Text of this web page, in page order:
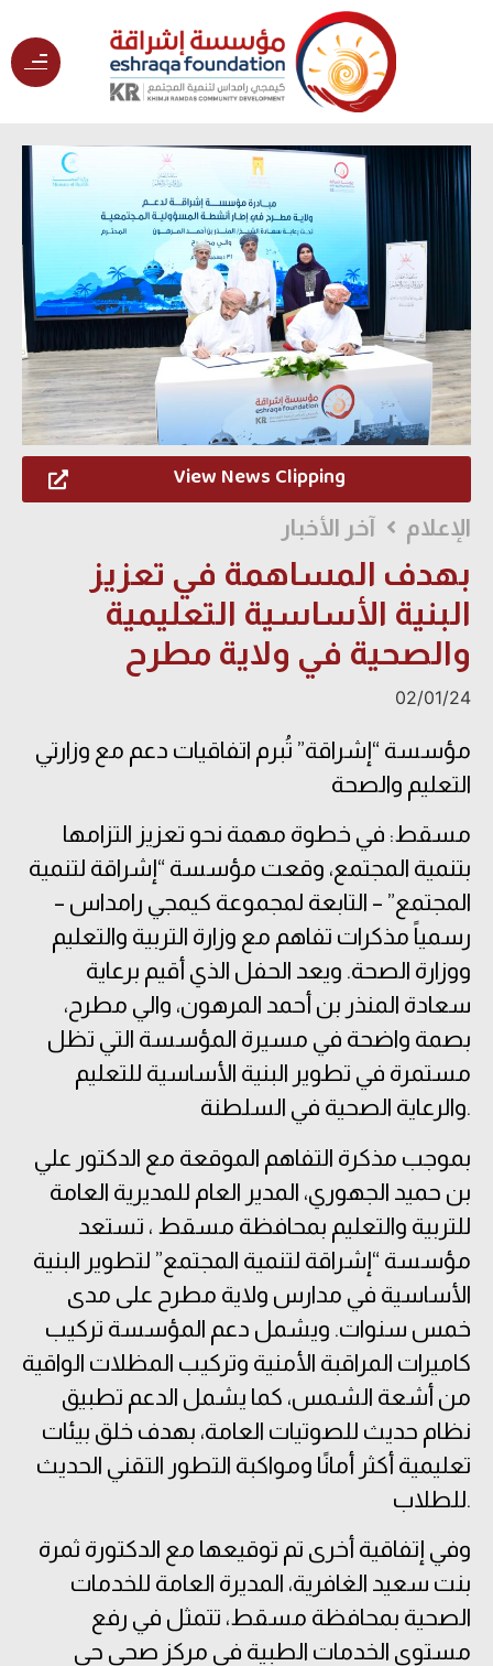
View News Clipping
آخر الأخبار الإعلام
بهدف المساهمة في تعزيز
البنية الأساسية التعليمية
والصحية في ولاية مطرح
02/01/24
مؤسسة “إشراقة” تُبرم اتفاقيات دعم مع وزارتي
التعليم والصحة
مسقط: في خطوة مهمة نحو تعزيز التزامها
بتنمية المجتمع، وقعت مؤسسة “إشراقة لتنمية
المجتمع” – التابعة لمجموعة كيمجي رامداس –
رسمياً مذكرات تفاهم مع وزارة التربية والتعليم
ووزارة الصحة. ويعد الحفل الذي أقيم برعاية
سعادة المنذر بن أحمد المرهون، والي مطرح،
بصمة واضحة في مسيرة المؤسسة التي تظل
مستمرة في تطوير البنية الأساسية للتعليم
والرعاية الصحية في السلطنة.
بموجب مذكرة التفاهم الموقعة مع الدكتور علي
بن حميد الجهوري، المدير العام للمديرية العامة
للتربية والتعليم بمحافظة مسقط ، تستعد
مؤسسة “إشراقة لتنمية المجتمع” لتطوير البنية
الأساسية في مدارس ولاية مطرح على مدى
خمس سنوات. ويشمل دعم المؤسسة تركيب
كاميرات المراقبة الأمنية وتركيب المظلات الواقية
من أشعة الشمس، كما يشمل الدعم تطبيق
نظام حديث للصوتيات العامة، بهدف خلق بيئات
تعليمية أكثر أمانًا ومواكبة التطور التقني الحديث
للطلاب.
وفي إتفاقية أخرى تم توقيعها مع الدكتورة ثمرة
بنت سعيد الغافرية، المديرة العامة للخدمات
الصحية بمحافظة مسقط، تتمثل في رفع
مستوى الخدمات الطبية في مركز صحي حي